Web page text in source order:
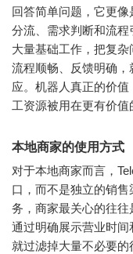
回答简单问题，它更像
分流、需求判断和流
大量基础工作，把复
流程顺畅、反馈明确
应。机器人真正的价
工资源被用在更有价值
本地商家的使用方式
对于本地商家而言，
口，而不是独立的销
务，商家最关心的往往
通过明确展示营业时间
就过滤掉大量不必要